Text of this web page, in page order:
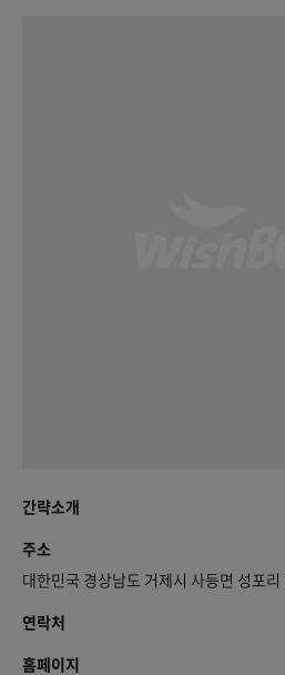
간략소개
주소
대한민국 경상남도 거제시 사등면 성포
연락처
홈페이지